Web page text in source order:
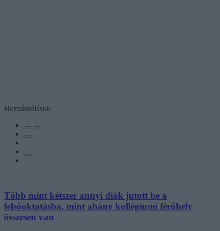
Hozzászólások
Több mint kétszer annyi diák jutott be a
felsőoktatásba, mint ahány kollégiumi férőhely
összesen van